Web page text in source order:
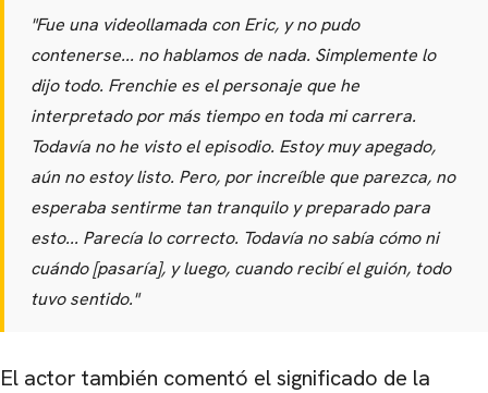
"Fue una videollamada con Eric, y no pudo
contenerse... no hablamos de nada. Simplemente lo
dijo todo. Frenchie es el personaje que he
interpretado por más tiempo en toda mi carrera.
Todavía no he visto el episodio. Estoy muy apegado,
aún no estoy listo. Pero, por increíble que parezca, no
esperaba sentirme tan tranquilo y preparado para
esto... Parecía lo correcto. Todavía no sabía cómo ni
cuándo [pasaría], y luego, cuando recibí el guión, todo
tuvo sentido."
El actor también comentó el significado de la